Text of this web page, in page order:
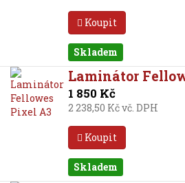
Koupit
Skladem
Laminátor
1 850 Kč
2 238,50 Kč vč. DPH
Koupit
Skladem